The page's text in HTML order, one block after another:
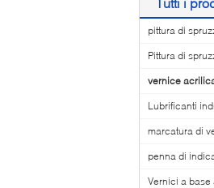
pittura di
Pittura di
vernice
Lubrificanti
marcatura di
penna di
Vernici a base